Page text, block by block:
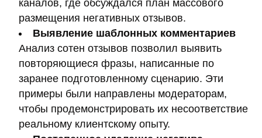
Рис. 6. Увеличение популярности не брендовых
коммерческих запросов